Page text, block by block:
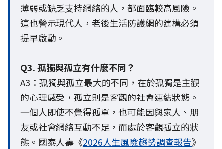
薄弱或缺乏支持網絡的人，都面臨較高風險。
這也警示現代人，老後生活防護網的建構必須
提早啟動。
Q3. 孤獨與孤立有什麼不同？
A3：孤獨與孤立最大的不同，在於孤獨是主觀
的心理感受，孤立則是客觀的社會連結狀態。
一個人即使不覺得孤單，也可能因與家人、朋
友或社會網絡互動不足，而處於客觀孤立的狀
態。國泰人壽《2026人生風險趨勢調查報告》